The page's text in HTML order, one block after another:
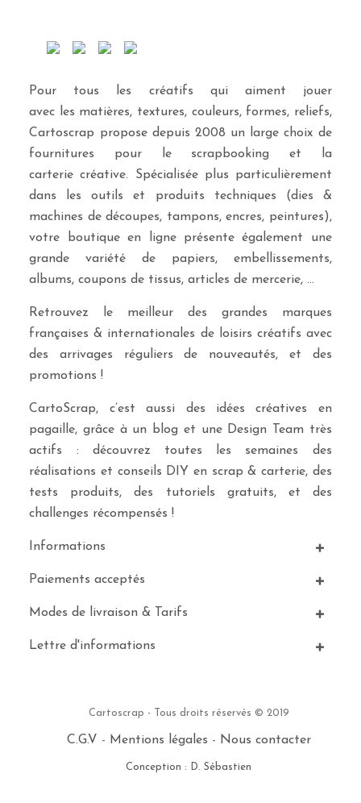
Pour tous les créatifs qui aiment jouer
avec les matières, textures, couleurs, formes, reliefs,
Cartoscrap propose depuis 2008 un large choix de
fournitures pour le scrapbooking et la
carterie créative. Spécialisée plus particulièrement
dans les outils et produits techniques (dies &
machines de découpes, tampons, encres, peintures),
votre boutique en ligne présente également une
grande variété de papiers, embellissements,
albums, coupons de tissus, articles de mercerie, …
Retrouvez le meilleur des grandes marques
françaises & internationales de loisirs créatifs avec
des arrivages réguliers de nouveautés, et des
promotions !
CartoScrap, c’est aussi des idées créatives en
pagaille, grâce à un blog et une Design Team très
actifs : découvrez toutes les semaines des
réalisations et conseils DIY en scrap & carterie, des
tests produits, des tutoriels gratuits, et des
challenges récompensés !
Informations
Paiements acceptés
Modes de livraison & Tarifs
Lettre d'informations
Cartoscrap - Tous droits réservés © 2019
C.G.V - Mentions légales - Nous contacter
Conception : D. Sébastien